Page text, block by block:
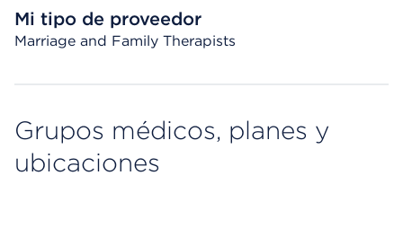
Mi tipo de proveedor
Marriage and Family Therapists
Grupos médicos, planes y
ubicaciones